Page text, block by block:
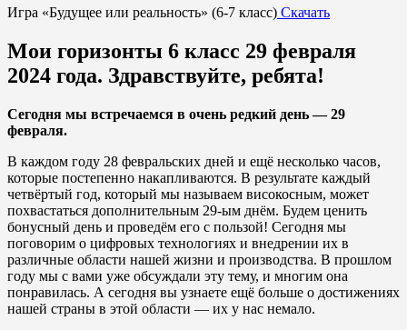
Игра «Будущее или реальность» (6-7 класс) Скачать
Мои горизонты 6 класс 29 февраля
2024 года. Здравствуйте, ребята!
Сегодня мы встречаемся в очень редкий день — 29
февраля.
В каждом году 28 февральских дней и ещё несколько часов,
которые постепенно накапливаются. В результате каждый
четвёртый год, который мы называем високосным, может
похвастаться дополнительным 29-ым днём. Будем ценить
бонусный день и проведём его с пользой! Сегодня мы
поговорим о цифровых технологиях и внедрении их в
различные области нашей жизни и производства. В прошлом
году мы с вами уже обсуждали эту тему, и многим она
понравилась. А сегодня вы узнаете ещё больше о достижениях
нашей страны в этой области — их у нас немало.